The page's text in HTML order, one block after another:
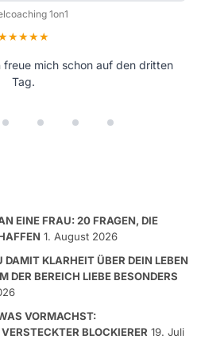
1on1
Bewertung: 5 von 5 Sternen
mich schon auf den dritten
Tag.
Teilnehmer
Bewertung: 5 von 5 Sternen
und ein sehr guter, äußerst
Empfehle ich auf jeden Fall
EINE FRAU: 20 FRAGEN, DIE
1. August 2026
KLARHEIT ÜBER DEIN LEBEN
BEREICH LIEBE BESONDERS
VORMACHST: